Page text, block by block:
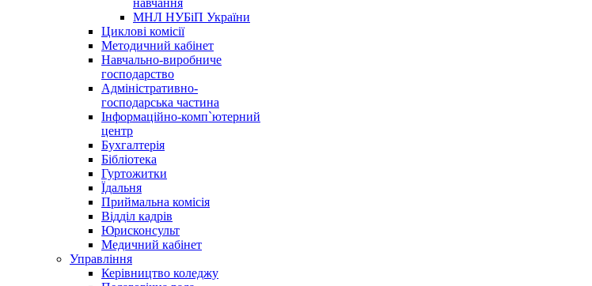
МНЛ НУБіП України
Циклові комісії
Методичний кабінет
Навчально-виробниче
господарство
Адміністративно-
господарська частина
Інформаційно-комп`ютерний
центр
Бухгалтерія
Бібліотека
Гуртожитки
Їдальня
Приймальна комісія
Відділ кадрів
Юрисконсульт
Медичний кабінет
Управління
Керівництво коледжу